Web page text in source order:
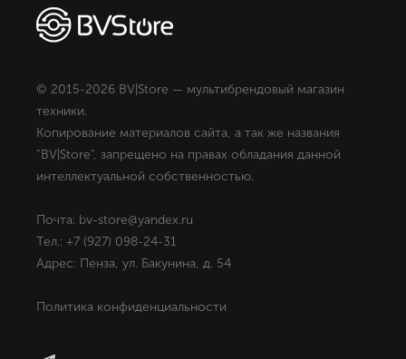
© 2015-2026 BV|Store — мультибрендовый магазин
техники.
Копирование материалов сайта, а так же названия
"BV|Store", запрещено на правах обладания данной
интеллектуальной собственностью.
Почта: bv-store@yandex.ru
Тел.: +7 (927) 098-24-31
Адрес: Пенза, ул. Бакунина, д. 54
Политика конфиденциальности